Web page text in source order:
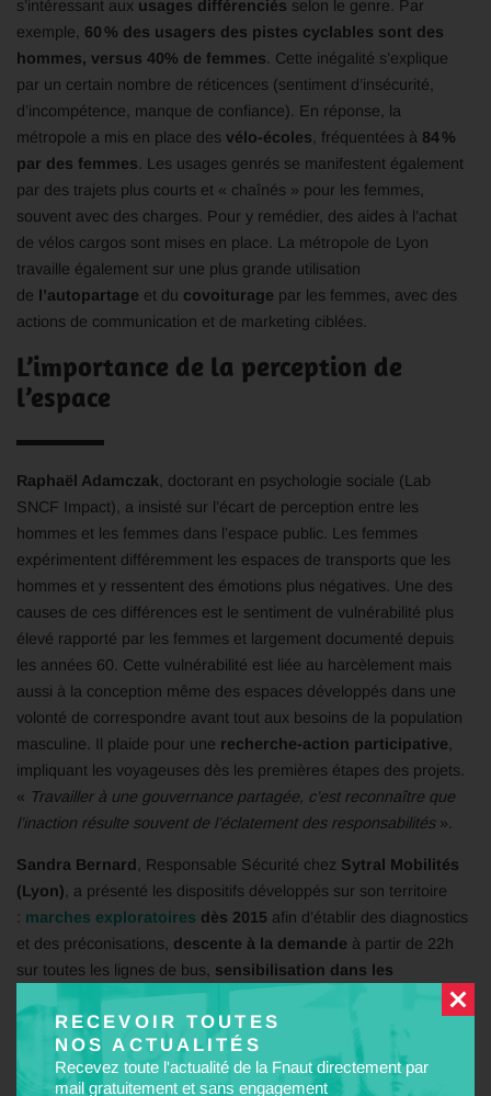
RECEVOIR TOUTES
NOS ACTUALITÉS
Recevez toute l'actualité de la Fnaut directement par
mail gratuitement et sans engagement
s’intéressant aux usages différenciés selon le genre. Par
exemple, 60 % des usagers des pistes cyclables sont des
hommes, versus 40% de femmes. Cette inégalité s’explique
par un certain nombre de réticences (sentiment d’insécurité,
d’incompétence, manque de confiance). En réponse, la
métropole a mis en place des vélo-écoles, fréquentées à 84 %
par des femmes. Les usages genrés se manifestent également
par des trajets plus courts et « chaînés » pour les femmes,
souvent avec des charges. Pour y remédier, des aides à l’achat
de vélos cargos sont mises en place. La métropole de Lyon
travaille également sur une plus grande utilisation
de
l’autopartage et du covoiturage par les femmes, avec des
actions de communication et de marketing ciblées.
L’importance de la perception de
l’espace
Raphaël Adamczak , doctorant en psychologie sociale (Lab
SNCF Impact), a insisté sur l’écart de perception entre les
hommes et les femmes dans l’espace public. Les femmes
expérimentent différemment les espaces de transports que les
hommes et y ressentent des émotions plus négatives. Une des
causes de ces différences est le sentiment de vulnérabilité plus
élevé rapporté par les femmes et largement documenté depuis
les années 60. Cette vulnérabilité est liée au harcèlement mais
aussi à la conception même des espaces développés dans une
volonté de correspondre avant tout aux besoins de la population
masculine. Il plaide pour une recherche-action participative
impliquant les voyageuses dès les premières étapes des projets.
« Travailler à une gouvernance partagée, c’est reconnaître que
l’inaction résulte souvent de l’éclatement des responsabilités».
Sandra Bernard , Responsable Sécurité chez Sytral Mobilités
(Lyon) , a présenté les dispositifs développés sur son territoire
: marches exploratoires dès 2015 afin d’établir des diagnostics
et des préconisations, descente à la demande à partir de 22h
sur toutes les lignes de bus, sensibilisation dans les
collèges
à la lutte contre le harcèlement sexiste dans les
transports,formation de 100 % des agents de terrain
l’accompagnement des victimes, outils de signalement,
partenariat avec l’application UMAY avec la mise en place de 5